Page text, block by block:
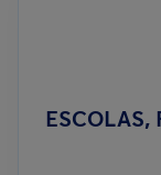
ESCOLAS,